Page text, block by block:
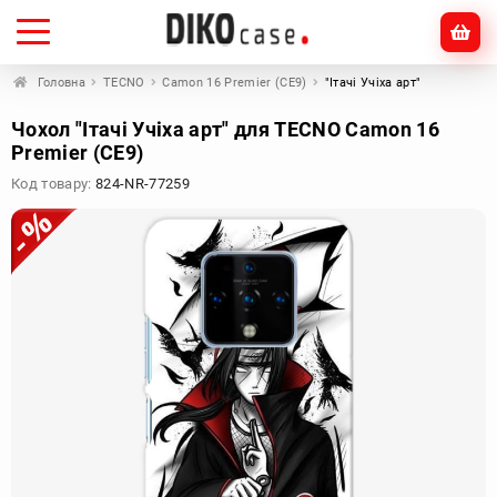
Головна TECNO Camon 16 Premier (CE9) "Ітачі Учіха арт"
Чохол "Ітачі Учіха арт" для TECNO Camon 16
Premier (CE9)
Код товару: 824-NR-77259